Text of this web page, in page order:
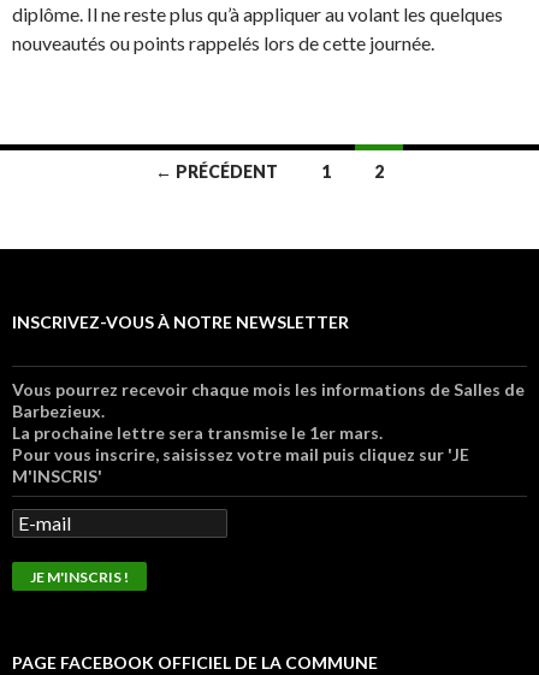
diplôme. Il ne reste plus qu’à appliquer au volant les quelques
nouveautés ou points rappelés lors de cette journée.
← PRÉCÉDENT 1 2
INSCRIVEZ-VOUS À NOTRE NEWSLETTER
Vous pourrez recevoir chaque mois les informations de Salles de
Barbezieux.
La prochaine lettre sera transmise le 1er mars.
Pour vous inscrire, saisissez votre mail puis cliquez sur 'JE
M'INSCRIS'
PAGE FACEBOOK OFFICIEL DE LA COMMUNE